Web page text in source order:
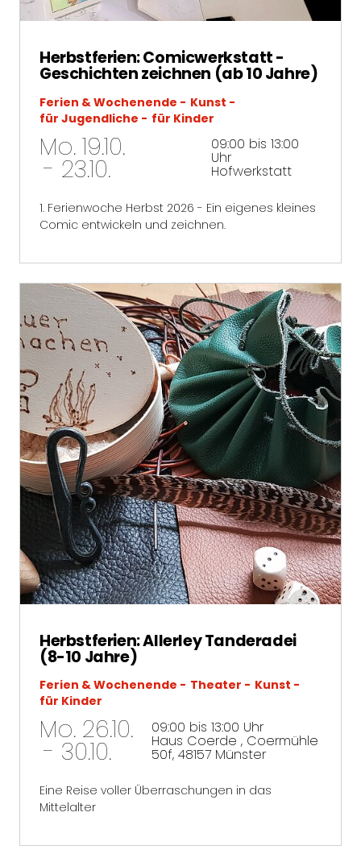
Herbstferien: Comicwerkstatt -
Geschichten zeichnen (ab 10 Jahre)
Ferien & Wochenende
Kunst
für Jugendliche
für Kinder
Mo. 19.10.
- 23.10.
09:00 bis 13:00
Uhr
Hofwerkstatt
1. Ferienwoche Herbst 2026 - Ein eigenes kleines
Comic entwickeln und zeichnen.
Herbstferien: Allerley Tanderadei
(8-10 Jahre)
Ferien & Wochenende Theater
Kunst
für Kinder
Mo. 26.10.
- 30.10.
09:00 bis 13:00 Uhr
Haus Coerde , Coermühle
50f, 48157 Münster
Eine Reise voller Überraschungen in das
Mittelalter